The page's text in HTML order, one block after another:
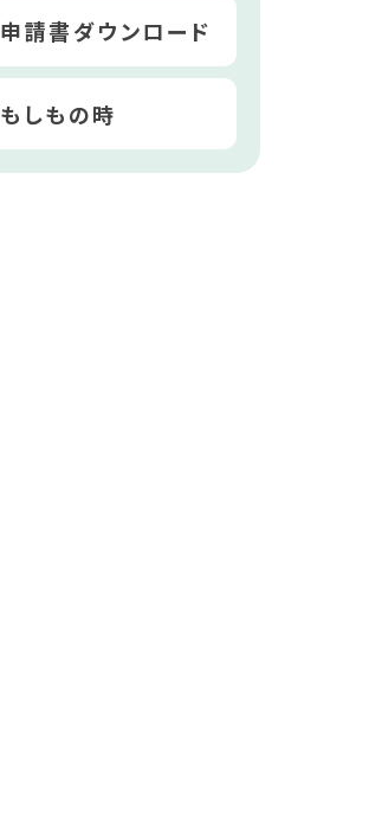
申請書ダウンロード
もしもの時